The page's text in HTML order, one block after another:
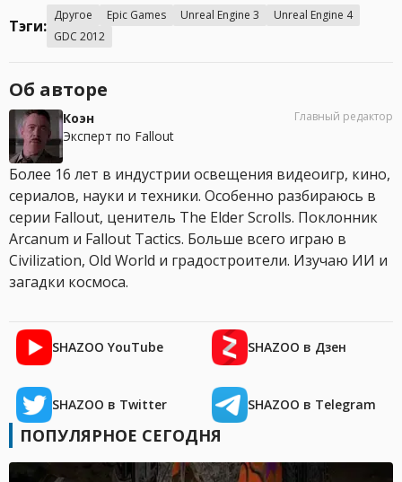
Тэги:
Другое Epic Games Unreal Engine 3
Unreal Engine 4
GDC 2012
Об авторе
Коэн
Эксперт по Fallout
Главный редактор
Более 16 лет в индустрии освещения видеоигр, кино,
сериалов, науки и техники. Особенно разбираюсь в
серии Fallout, ценитель The Elder Scrolls. Поклонник
Arcanum и Fallout Tactics. Больше всего играю в
Civilization, Old World и градостроители. Изучаю ИИ и
загадки космоса.
SHAZOO YouTube SHAZOO в Дзен
SHAZOO в Twitter SHAZOO в Telegram
ПОПУЛЯРНОЕ СЕГОДНЯ